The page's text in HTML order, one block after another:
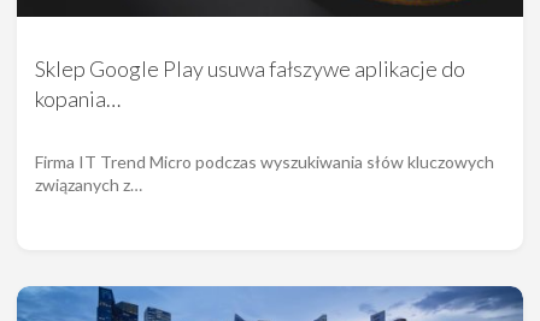
Sklep Google Play usuwa fałszywe aplikacje do
kopania…
Firma IT Trend Micro podczas wyszukiwania słów kluczowych
związanych z…